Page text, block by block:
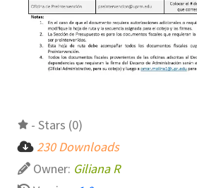
- Stars (0)
230 Downloads
Owner: Giliana R